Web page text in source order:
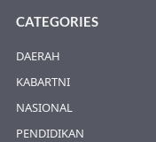
CATEGORIES
DAERAH
KABARTNI
NASIONAL
PENDIDIKAN